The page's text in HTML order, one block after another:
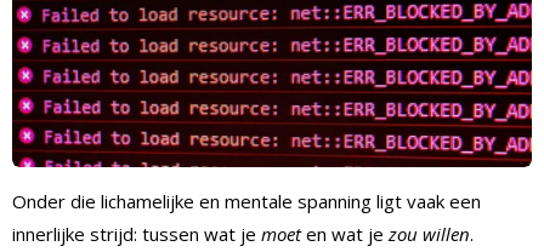
Onder die lichamelijke en mentale spanning ligt vaak een
innerlijke strijd: tussen wat je moeten wat je zou willen.